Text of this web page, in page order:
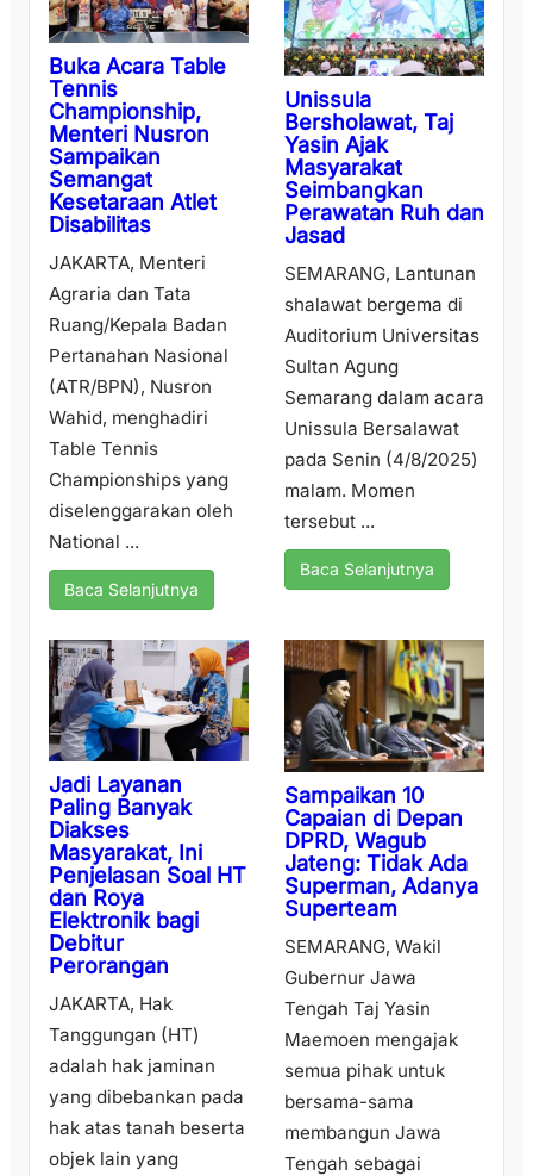
Buka Acara Table
Tennis
Championship,
Menteri Nusron
Sampaikan
Semangat
Kesetaraan Atlet
Disabilitas
JAKARTA, Menteri
Agraria dan Tata
Ruang/Kepala Badan
Pertanahan Nasional
(ATR/BPN), Nusron
Wahid, menghadiri
Table Tennis
Championships yang
diselenggarakan oleh
National ...
Baca Selanjutnya
Unissula
Bersholawat, Taj
Yasin Ajak
Masyarakat
Seimbangkan
Perawatan Ruh dan
Jasad
SEMARANG, Lantunan
shalawat bergema di
Auditorium Universitas
Sultan Agung
Semarang dalam acara
Unissula Bersalawat
pada Senin (4/8/2025)
malam. Momen
tersebut ...
Baca Selanjutnya
Jadi Layanan
Paling Banyak
Diakses
Masyarakat, Ini
Penjelasan Soal HT
dan Roya
Elektronik bagi
Debitur
Perorangan
JAKARTA, Hak
Tanggungan (HT)
adalah hak jaminan
yang dibebankan pada
hak atas tanah beserta
objek lain yang
Sampaikan 10
Capaian di Depan
DPRD, Wagub
Jateng: Tidak Ada
Superman, Adanya
Superteam
SEMARANG, Wakil
Gubernur Jawa
Tengah Taj Yasin
Maemoen mengajak
semua pihak untuk
bersama-sama
membangun Jawa
Tengah sebagai